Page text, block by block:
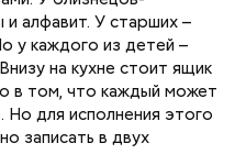
алфавит. У старших –
у каждого из детей –
на кухне стоит ящик
в том, что каждый может
Но для исполнения этого
записать в двух